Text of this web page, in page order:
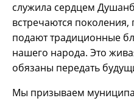
служила сердцем
встречаются поколения,
подают традиционные
нашего народа. Это
обязаны передать
Мы призываем